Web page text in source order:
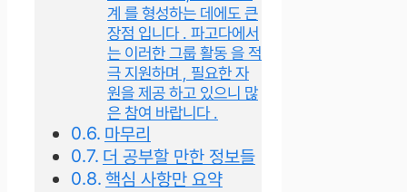
계 를 형성하는 데에도 큰
장점 입니다 . 파고다에서
는 이러한 그룹 활동 을 적
극 지원하며 , 필요한 자
원을 제공 하고 있으니 많
은 참여 바랍니다 .
마무리
더 공부할 만한 정보들
핵심 사항만 요약